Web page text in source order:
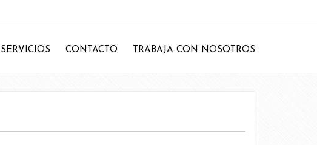
SERVICIOS CONTACTO TRABAJA CON NOSOTROS